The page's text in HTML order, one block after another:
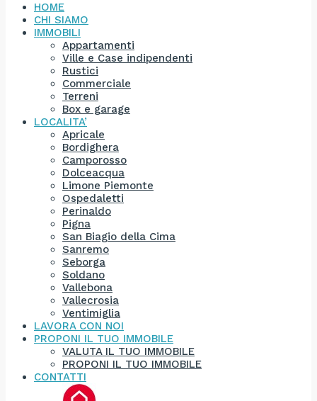
HOME
CHI SIAMO
IMMOBILI
Appartamenti
Ville e Case indipendenti
Rustici
Commerciale
Terreni
Box e garage
LOCALITA’
Apricale
Bordighera
Camporosso
Dolceacqua
Limone Piemonte
Ospedaletti
Perinaldo
Pigna
San Biagio della Cima
Sanremo
Seborga
Soldano
Vallebona
Vallecrosia
Ventimiglia
LAVORA CON NOI
PROPONI IL TUO IMMOBILE
VALUTA IL TUO IMMOBILE
PROPONI IL TUO IMMOBILE
CONTATTI